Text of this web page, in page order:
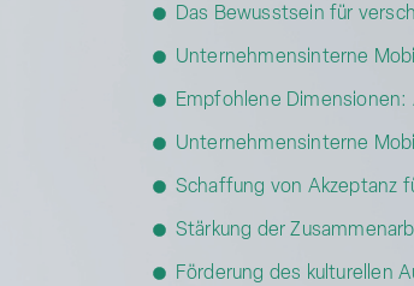
Das Bewusstsein für
Unternehmensinterne
Empfohlene
Unternehmensinterne
Schaffung von Akzeptanz
Stärkung der
Förderung des kulturellen